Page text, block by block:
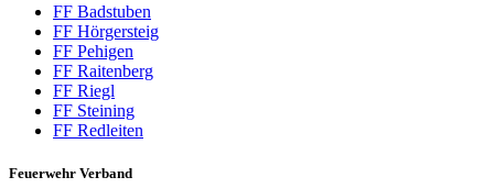
FF Badstuben
FF Hörgersteig
FF Pehigen
FF Raitenberg
FF Riegl
FF Steining
FF Redleiten
Feuerwehr Verband